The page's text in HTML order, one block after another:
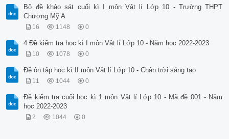
Bộ đề khảo sát cuối kì I môn Vật lí Lớp 10 - Trường THPT
Chương Mỹ A
16 1148 0
4 Đề kiểm tra học kì I môn Vật lí Lớp 10 - Năm học 2022-2023
10 1078 0
Đề ôn tập học kì II môn Vật lí Lớp 10 - Chân trời sáng tạo
11 1044 0
Đề kiểm tra cuối học kì 1 môn Vật lí Lớp 10 - Mã đề 001 - Năm
học 2022-2023
2 1044 0